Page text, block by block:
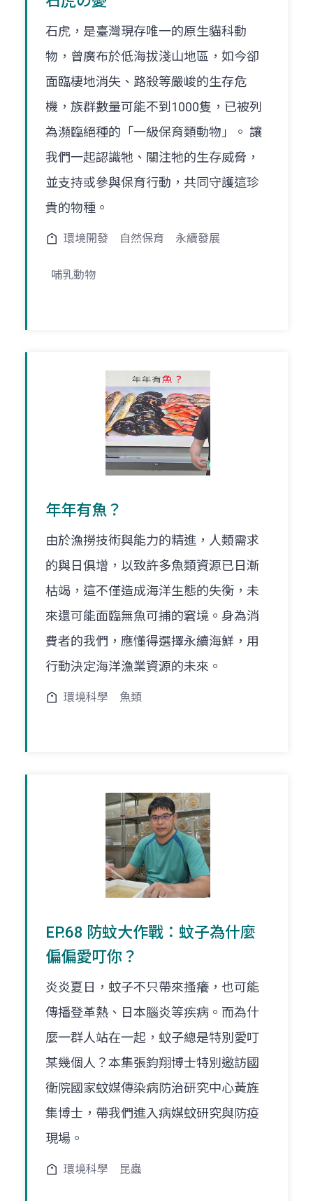
石虎，是臺灣現存唯一的原生貓科動
物，曾廣布於低海拔淺山地區，如今卻
面臨棲地消失、路殺等嚴峻的生存危
機，族群數量可能不到1000隻，已被列
為瀕臨絕種的「一級保育類動物」。 讓
我們一起認識牠、關注牠的生存威脅，
並支持或參與保育行動，共同守護這珍
貴的物種。
環境開發 自然保育 永續發展
哺乳動物
年年有魚？
由於漁撈技術與能力的精進，人類需求
的與日俱增，以致許多魚類資源已日漸
枯竭，這不僅造成海洋生態的失衡，未
來還可能面臨無魚可捕的窘境。身為消
費者的我們，應懂得選擇永續海鮮，用
行動決定海洋漁業資源的未來。
環境科學 魚類
EP.68 防蚊大作戰：蚊子為什麼
偏偏愛叮你？
炎炎夏日，蚊子不只帶來搔癢，也可能
傳播登革熱、日本腦炎等疾病。而為什
麼一群人站在一起，蚊子總是特別愛叮
某幾個人？本集張鈞翔博士特別邀訪國
衛院國家蚊媒傳染病防治研究中心黃旌
集博士，帶我們進入病媒蚊研究與防疫
現場。
環境科學 昆蟲